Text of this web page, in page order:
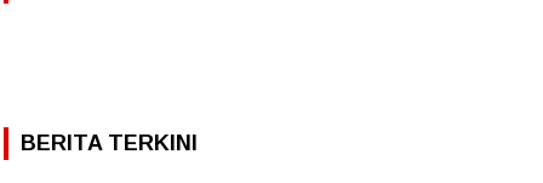
BERITA TERKINI